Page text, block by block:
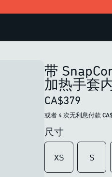
带
加热手套
CA$379
或者 4 次无利息付款
尺寸
XS S